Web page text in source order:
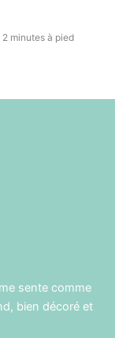
minutes à pied
sente comme
bien décoré et